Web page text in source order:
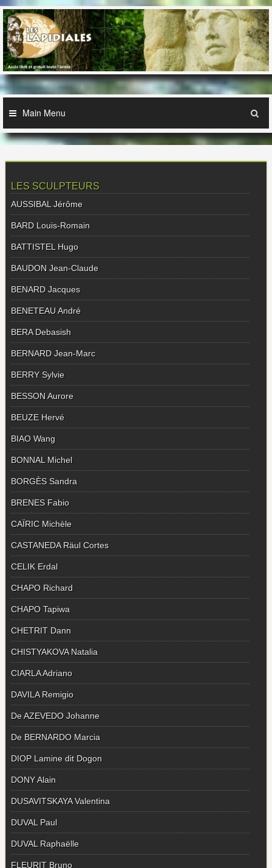
Skip
to
content
Main Menu
LES SCULPTEURS
AUSSIBAL Jérôme
BARD Louis-Romain
BATTISTEL Hugo
BAUDON Jean-Claude
BENARD Jacques
BENETEAU André
BERA Debasish
BERNARD Jean-Marc
BERRY Sylvie
BESSON Aurore
BEUZE Hervé
BIAO Wang
BONNAL Michel
BORGÈS Sandra
BRENES Fabio
CAÏRIC Michèle
CASTANEDA Räul Cortes
CELIK Erdal
CHAPO Richard
CHAPO Tapiwa
CHETRIT Dann
CHISTYAKOVA Natalia
CIARLA Adriano
DAVILA Remigio
De AZEVEDO Johanne
De BERNARDO Marcia
DIOP Lamine dit Dogon
DONY Alain
DUSAVITSKAYA Valentina
DUVAL Paul
DUVAL Raphaëlle
FLEURIT Bruno